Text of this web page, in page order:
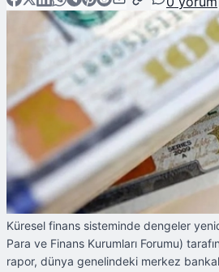
Küresel finans sisteminde dengeler
Para ve Finans Kurumları Forumu)
rapor, dünya genelindeki merkez